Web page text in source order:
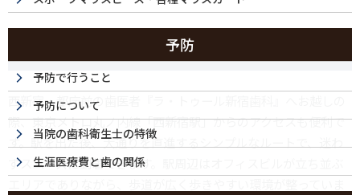
西新宿駅からの道順案内
西新宿・都庁前の歯医者『ラ・トゥール新宿歯科』へお越しの
際、東京メトロ丸ノ内線「西新宿駅」からのアクセスも便利で
す。駅を出た後、大通りを直進するシンプルなルートで、迷わ
ずスムーズに到着できます。駅周辺はオフィスビルが立ち並ぶ
予防
予防で行うこと
予防について
当院の歯科衛生士の特徴
生涯医療費と歯の関係